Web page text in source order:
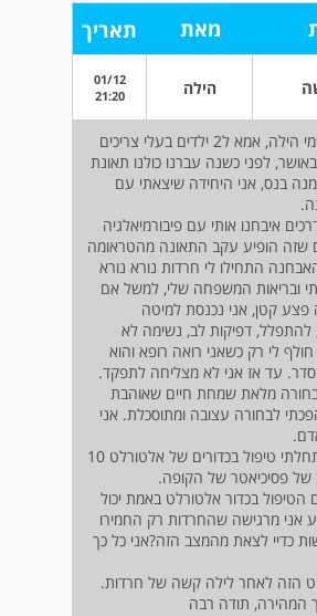
מאת תאריך
הילה
01/12
21:20
שלום דוקטור, שמי הילה, אמא ל2 ילדים בעלי צריכים
לפני כשנה עברנו כולנו תאונת
בנס, אני היחידה שיצאתי עם
איבחנו אותי עם פיבורמיאלגיה
שזה הופיע עקב התאונה מהטראומה
התחילו לי חרדות נורא נורא
ובריאות המשפחה שלי, למשל אם
פצע קטן, אני נכנסת למיטה
להתפלל, דפיקות לב, נשימה לא
לי רק כשאני רואה רופא והוא
עד אז אני לא מצליחה לתפקד.
מלאת שמחת חיים שאוהבת
לבחורה עצובה ומתוסכלת. אני
לפני כ11 יום התחלתי טיפול בכדורים של אלטורלט 10
פסיכיאטר של הקופה.
בכדור אלטורלט באמת יכול
אני מרגישה שהחרדות רק החמירו
כדיי לצאת מהמצב הזה?אני כל כך
הזה לאחר לילה קשה של חרדות.
המהירה, תודה רבה